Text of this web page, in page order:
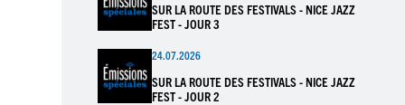
SUR LA ROUTE DES FESTIVALS - NICE JAZZ
FEST - JOUR 3
24.07.2026
SUR LA ROUTE DES FESTIVALS - NICE JAZZ
FEST - JOUR 2